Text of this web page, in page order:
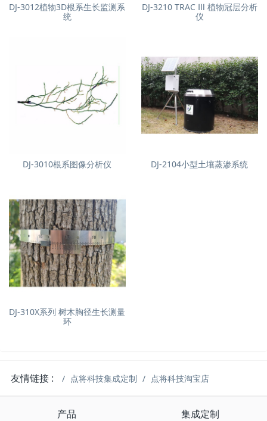
DJ-3012植物3D根系生长监测系
统
DJ-3210 TRAC Ⅲ 植物冠层分析
仪
DJ-2104小型土壤蒸渗系统
DJ-3010根系图像分析仪
DJ-310X系列 树木胸径生长测量
环
友情链接 : 点将科技集成定制 点将科技淘宝店
产品 集成定制